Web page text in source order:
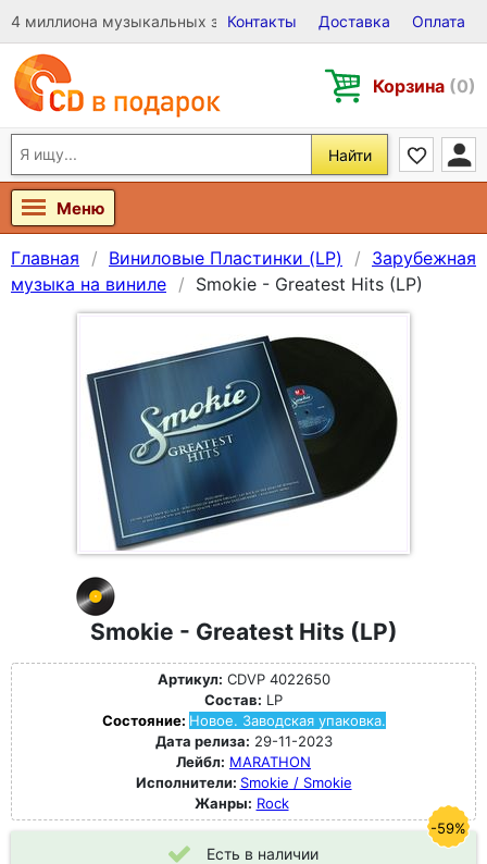
4 миллиона музыкальных записей на Виниле, CD и DVD
Контакты Доставка Оплата
Корзина (0)
Найти
Меню
Главная Виниловые Пластинки (LP)
Зарубежная
музыка на виниле
Smokie - Greatest Hits (LP)
Smokie - Greatest Hits (LP)
Артикул: CDVP 4022650
Состав: LP
Состояние: Новое. Заводская упаковка.
Дата релиза: 29-11-2023
Лейбл: MARATHON
Исполнители: Smokie / Smokie
Жанры: Rock
Есть в наличии
-59%